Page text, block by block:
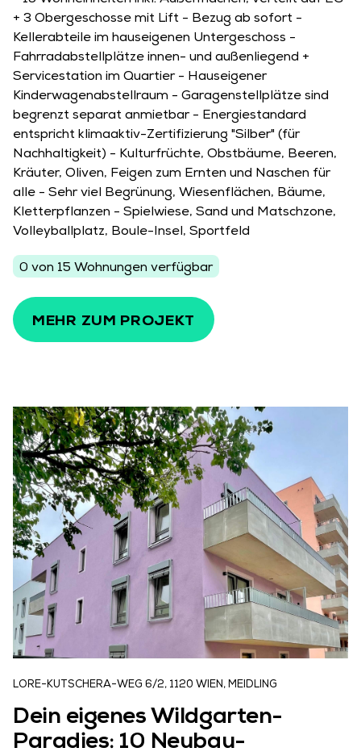
+ 3 Obergeschosse mit Lift - Bezug ab sofort -
Kellerabteile im hauseigenen Untergeschoss -
Fahrradabstellplätze innen- und außenliegend +
Servicestation im Quartier - Hauseigener
Kinderwagenabstellraum - Garagenstellplätze sind
begrenzt separat anmietbar - Energiestandard
entspricht klimaaktiv-Zertifizierung "Silber" (für
Nachhaltigkeit) - Kulturfrüchte, Obstbäume, Beeren,
Kräuter, Oliven, Feigen zum Ernten und Naschen für
alle - Sehr viel Begrünung, Wiesenflächen, Bäume,
Kletterpflanzen - Spielwiese, Sand und Matschzone,
Volleyballplatz, Boule-Insel, Sportfeld
0 von 15 Wohnungen verfügbar
MEHR ZUM PROJEKT
LORE-KUTSCHERA-WEG 6/2, 1120 WIEN, MEIDLING
Dein eigenes Wildgarten-
Paradies: 10 Neubau-